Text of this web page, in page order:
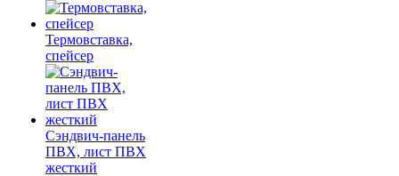
Термовставка,
спейсер
Сэндвич-панель
ПВХ, лист ПВХ
жесткий